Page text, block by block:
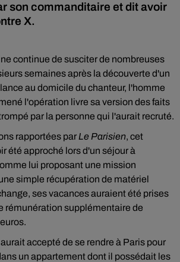
son commanditaire et dit avoir
X.
continue de susciter de nombreuses
semaines après la découverte d'un
au domicile du chanteur, l'homme
l'opération livre sa version des faits
par la personne qui l'aurait recruté.
rapportées par Le Parisien, cet
été approché lors d'un séjour à
lui proposant une mission
simple récupération de matériel
ses vacances auraient été prises
rémunération supplémentaire de
accepté de se rendre à Paris pour
un appartement dont il possédait les